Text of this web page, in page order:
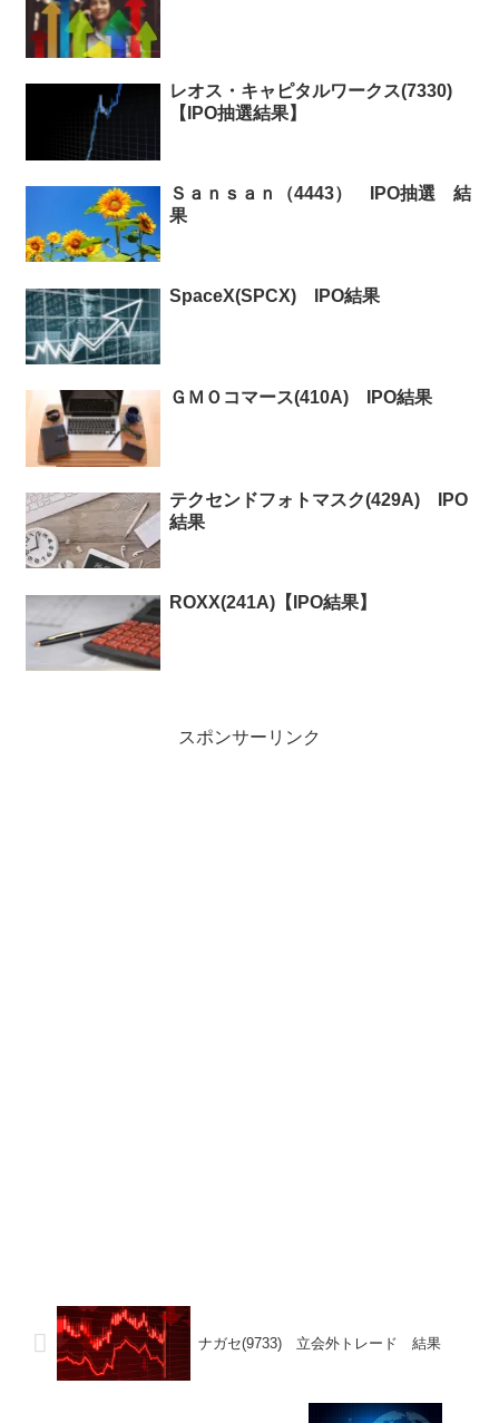
レオス・キャピタルワークス(7330)
【IPO抽選結果】
Ｓａｎｓａｎ（4443） IPO抽選 結
果
SpaceX(SPCX) IPO結果
ＧＭＯコマース(410A) IPO結果
テクセンドフォトマスク(429A) IPO
結果
ROXX(241A)【IPO結果】
スポンサーリンク
ナガセ(9733) 立会外トレード 結果